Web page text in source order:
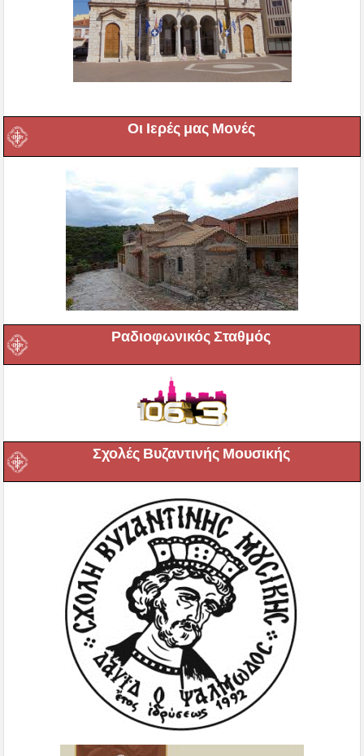
Οι Ιερές μας Μονές
Ραδιοφωνικός Σταθμός
Σχολές Βυζαντινής Μουσικής